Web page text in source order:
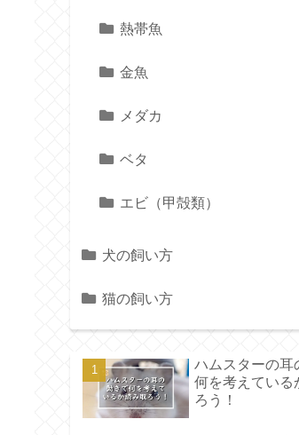
熱帯魚
金魚
メダカ
ベタ
エビ（甲殻類）
犬の飼い方
猫の飼い方
ハムスターの耳
何を考えている
ろう！